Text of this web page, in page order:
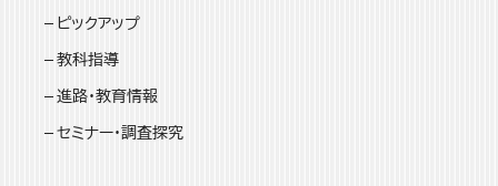
ピックアップ
教科指導
進路・教育情報
セミナー・調査探究